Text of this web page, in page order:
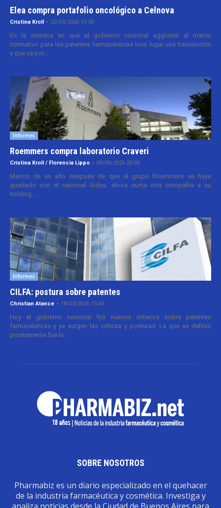
Elea compra portafolio oncológico a Celnova
Cristina Kroll - 20/03/2026 10:30
En la semana en que el gobierno nacional aggiornó el marco
normativo para las patentes farmacéuticas tuvo lugar una transacción
y que va por...
Informes
Roemmers compra laboratorio Craveri
Cristina Kroll / Florencia Lippo - 05/05/2026 20:00
Menos de un año después de que el grupo Roemmers se haya
quedado con el nacional Sidus, ahora suma otra compañía a su
holding....
Informes
CILFA: postura sobre patentes
Christian Atance - 18/03/2026 15:45
Hoy el gobierno nacional fijó nuevos criterios sobre patentes
farmacéuticas y ya surgen las críticas y posturas. La que se definió
prontamente fue la...
SOBRE NOSOTROS
Pharmabiz es un diario especializado en el quehacer
de la industria farmacéutica y cosmética. Investiga y